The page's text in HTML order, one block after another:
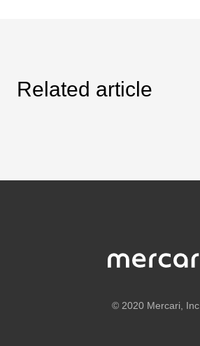
Related article
© 2020 Mercari, Inc.